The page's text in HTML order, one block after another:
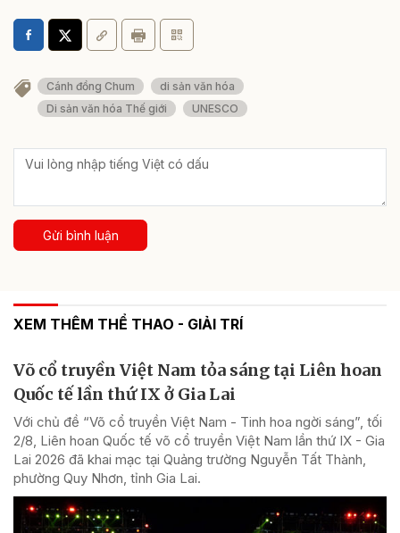
Cánh đồng Chum
di sản văn hóa
Di sản văn hóa Thế giới
UNESCO
Gửi bình luận
XEM THÊM THỂ THAO - GIẢI TRÍ
Võ cổ truyền Việt Nam tỏa sáng tại Liên hoan
Quốc tế lần thứ IX ở Gia Lai
Với chủ đề “Võ cổ truyền Việt Nam - Tinh hoa ngời sáng”, tối
2/8, Liên hoan Quốc tế võ cổ truyền Việt Nam lần thứ IX - Gia
Lai 2026 đã khai mạc tại Quảng trường Nguyễn Tất Thành,
phường Quy Nhơn, tỉnh Gia Lai.